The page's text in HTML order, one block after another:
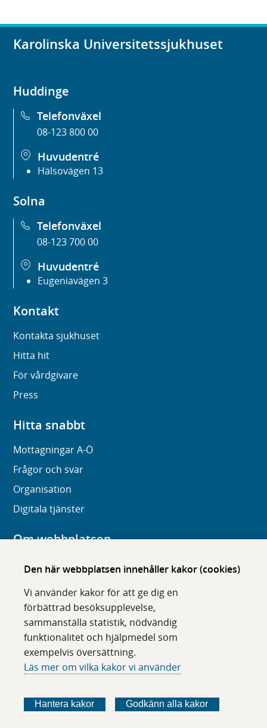
Den här webbplatsen innehåller kakor (cookies)
Vi använder kakor för att ge dig en
förbättrad besöksupplevelse,
sammanställa statistik, nödvändig
funktionalitet och hjälpmedel som
exempelvis översättning.
Läs mer om vilka kakor vi använder
Hantera kakor Godkänn alla kakor
Karolinska Universitetssjukhuset
Huddinge
Telefonväxel
08-123 800 00
Huvudentré
Hälsovägen 13
Solna
Telefonväxel
08-123 700 00
Huvudentré
Eugeniavägen 3
Kontakt
Kontakta sjukhuset
Hitta hit
För vårdgivare
Press
Hitta snabbt
Mottagningar A-Ö
Frågor och svar
Organisation
Digitala tjänster
Om webbplatsen
Om karolinska.se
Tillgänglighet
Om cookies
Följ oss i sociala medier
ö
l
ö
l
ö
l